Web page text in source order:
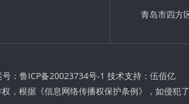
青岛市四方
： 鲁ICP备20023734号-1 技术支持： 伍佰亿
根据《信息网络传播权保护条例》，如侵犯